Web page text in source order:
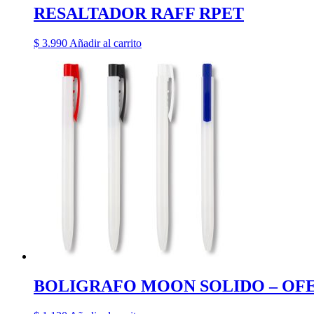
RESALTADOR RAFF RPET
$ 3.990 Añadir al carrito
BOLIGRAFO MOON SOLIDO –